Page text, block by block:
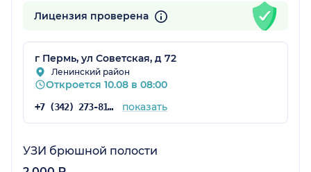
Лицензия проверена
г Пермь, ул Советская, д 72
Ленинский район
Откроется 10.08 в 08:00
+7 (342) 273-81-54 показать
УЗИ брюшной полости